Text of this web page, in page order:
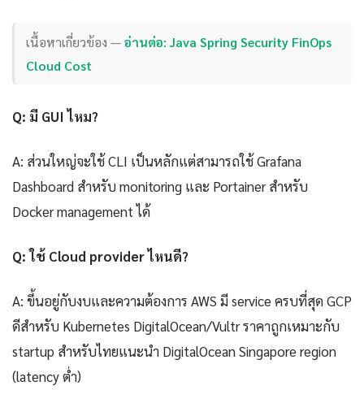
เนื้อหาเกี่ยวข้อง —อ่านต่อ: Java Spring Security FinOps
Cloud Cost
Q: มี GUI ไหม?
A: ส่วนใหญ่จะใช้ CLI เป็นหลักแต่สามารถใช้ Grafana
Dashboard สำหรับ monitoring และ Portainer สำหรับ
Docker management ได้
Q: ใช้ Cloud provider ไหนดี?
A: ขึ้นอยู่กับงบและความต้องการ AWS มี service ครบที่สุด GCP
ดีสำหรับ Kubernetes DigitalOcean/Vultr ราคาถูกเหมาะกับ
startup สำหรับไทยแนะนำ DigitalOcean Singapore region
(latency ต่ำ)